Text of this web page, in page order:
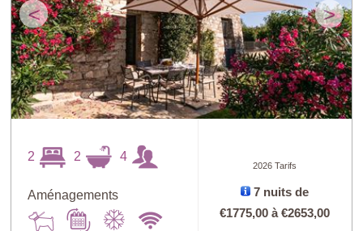
< >
2 2 4
Aménagements
2026 Tarifs
7 nuits de
€1775,00 à€2653,00